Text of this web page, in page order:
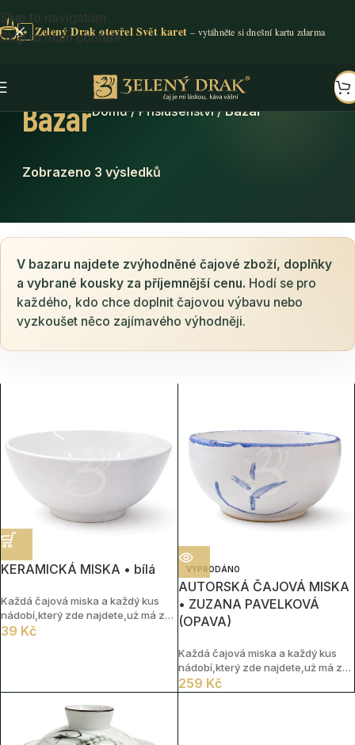
Skip to navigation
Skip to main content
✦ Zelený Drak otevřel Svět karet
BazarDomů/Příslušenství/Bazar
Zobrazeno 3 výsledků
V bazaru najdete zvýhodněné čajové zboží, doplňky
a vybrané kousky za příjemnější cenu. Hodí se pro
každého, kdo chce doplnit čajovou výbavu nebo
vyzkoušet něco zajímavého výhodněji.
KERAMICKÁ MISKA • bílá
Každá čajová miska a každý kus
nádobí,který zde najdete,uż má za
sebou svůj příběh. Nesou v sobě
39 Kč
VYPRODÁNO
AUTORSKÁ ČAJOVÁ MISKA
• ZUZANA PAVELKOVÁ
(OPAVA)
Každá čajová miska a každý kus
nádobí,který zde najdete,uż má za
sebou svůj příběh. Nesou v sobě
stopy času,doteků i tichých
259 Kč